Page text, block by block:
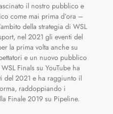
il nostro pubblico e
come mai prima d’ora –
della strategia di WSL
nel 2021 gli eventi del
la prima volta anche su
e un nuovo pubblico
Finals su YouTube ha
del 2021 e ha raggiunto il
raddoppiando i
Finale 2019 su Pipeline.